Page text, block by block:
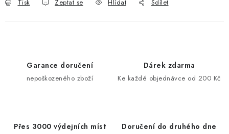
Tisk Zeptat se Hlídat Sdílet
Garance doručení
nepoškozeného zboží
Dárek zdarma
Ke každé objednávce od 200 Kč
Přes 3000 výdejních míst Doručení do druhého dne